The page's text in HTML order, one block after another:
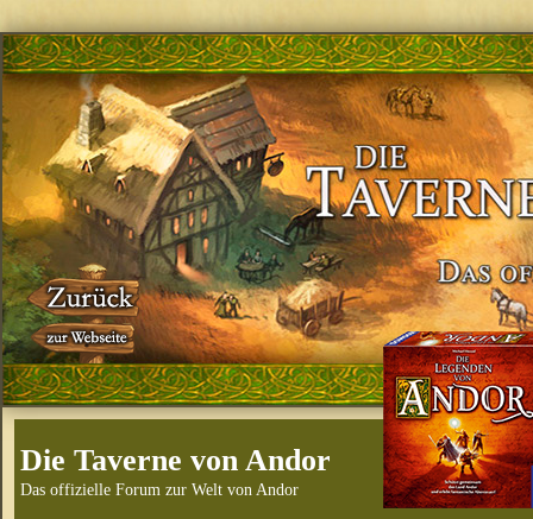
Die Taverne von Andor
Das offizielle Forum zur Welt von Andor